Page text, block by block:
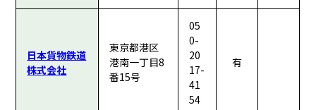
日本貨物鉄道
株式会社
東京都港区
港南一丁目8
番15号
05
0-
20
17-
41
54
有